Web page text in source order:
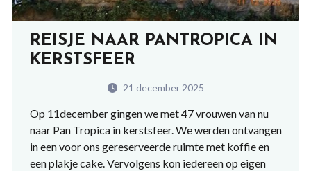
REISJE NAAR PANTROPICA IN
KERSTSFEER
21 december 2025
Op 11december gingen we met 47 vrouwen van nu
naar Pan Tropica in kerstsfeer. We werden ontvangen
in een voor ons gereserveerde ruimte met koffie en
een plakje cake. Vervolgens kon iedereen op eigen